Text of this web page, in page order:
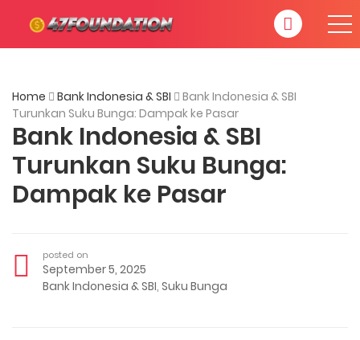
Home Bank Indonesia & SBI
Bank Indonesia & SBI
Turunkan Suku Bunga: Dampak ke Pasar
Bank Indonesia & SBI
Turunkan Suku Bunga:
Dampak ke Pasar
posted on
September 5, 2025
Bank Indonesia & SBI, Suku Bunga